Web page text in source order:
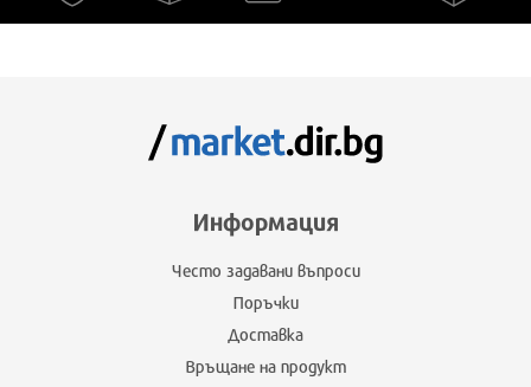
Информация
Често задавани въпроси
Поръчки
Доставка
Връщане на продукт